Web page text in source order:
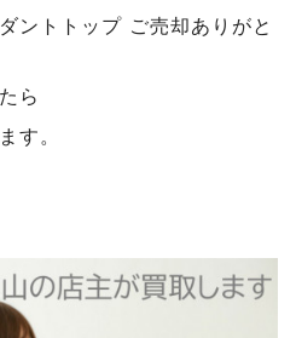
ントトップ ご売却ありがと
ら
す。